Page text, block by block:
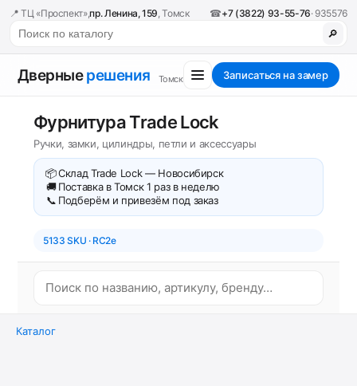
📍 ТЦ «Проспект»,пр. Ленина, 159, Томск ☎+7 (3822) 93-55-76· 935576
🔎
Дверныерешения Томск Записаться на замер
Фурнитура Trade Lock
Ручки, замки, цилиндры, петли и аксессуары
📦Склад Trade Lock — Новосибирск
🚚 Поставка в Томск 1 раз в неделю
📞 Подберём и привезём под заказ
5133 SKU · RC2e
Каталог